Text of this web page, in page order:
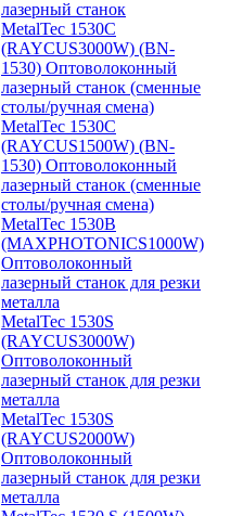
лазерный станок
MetalTec 1530С
(RAYCUS3000W) (BN-
1530) Оптоволоконный
лазерный станок (сменные
столы/ручная смена)
MetalTec 1530С
(RAYCUS1500W) (BN-
1530) Оптоволоконный
лазерный станок (сменные
столы/ручная смена)
MetalTec 1530B
(MAXPHOTONICS1000W)
Оптоволоконный
лазерный станок для резки
металла
MetalTec 1530S
(RAYCUS3000W)
Оптоволоконный
лазерный станок для резки
металла
MetalTec 1530S
(RAYCUS2000W)
Оптоволоконный
лазерный станок для резки
металла